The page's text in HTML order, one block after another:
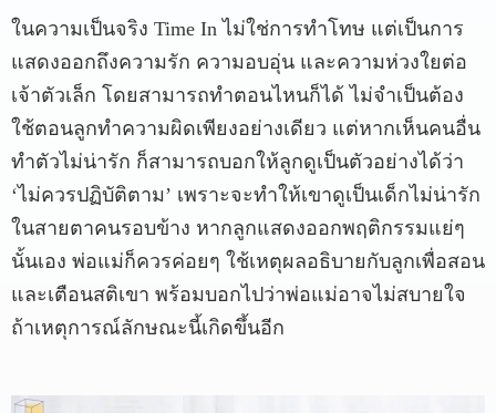
ในความเป็นจริง Time In ไม่ใช่การทำโทษ แต่เป็นการ
แสดงออกถึงความรัก ความอบอุ่น และความห่วงใยต่อ
เจ้าตัวเล็ก โดยสามารถทำตอนไหนก็ได้ ไม่จำเป็นต้อง
ใช้ตอนลูกทำความผิดเพียงอย่างเดียว แต่หากเห็นคนอื่น
ทำตัวไม่น่ารัก ก็สามารถบอกให้ลูกดูเป็นตัวอย่างได้ว่า
‘ไม่ควรปฏิบัติตาม’ เพราะจะทำให้เขาดูเป็นเด็กไม่น่ารัก
ในสายตาคนรอบข้าง หากลูกแสดงออกพฤติกรรมแย่ๆ
นั้นเอง พ่อแม่ก็ควรค่อยๆ ใช้เหตุผลอธิบายกับลูกเพื่อสอน
และเตือนสติเขา พร้อมบอกไปว่าพ่อแม่อาจไม่สบายใจ
ถ้าเหตุการณ์ลักษณะนี้เกิดขึ้นอีก